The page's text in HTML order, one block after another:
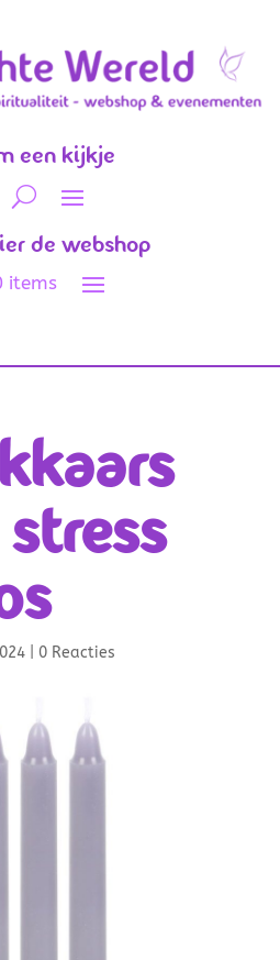
een kijkje
de webshop
items
| 0 Reacties